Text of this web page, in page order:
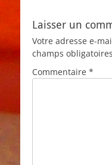
Laisser un
Votre adresse e-
champs
Commentaire *